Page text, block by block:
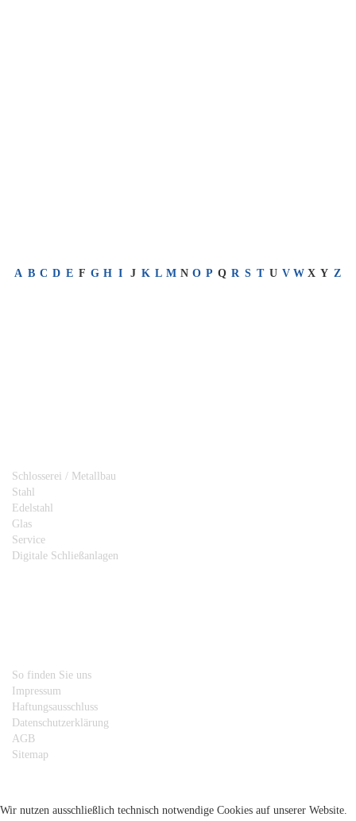
A B C D E F G H I J K L M N O P Q R S T U V W X Y Z
Schlosserei / Metallbau
Stahl
Edelstahl
Glas
Service
Digitale Schließanlagen
So finden Sie uns
Impressum
Haftungsausschluss
Datenschutzerklärung
AGB
Sitemap
Wir nutzen ausschließlich technisch notwendige Cookies auf unserer Website.